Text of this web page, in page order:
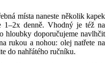
místa naneste několik kapek
1–2x denně. Vhodný je též na
hloubky doporučujeme navlhčit
rukou a nohou: olej natřete na
do nahřátého ručníku.